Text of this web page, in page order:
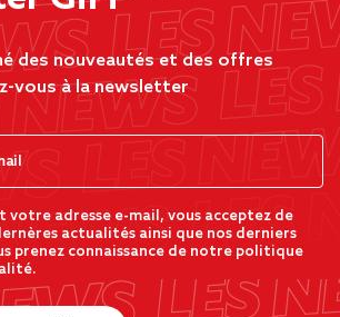
des nouveautés et des offres
vous à la newsletter
votre adresse e-mail, vous acceptez de
actualités ainsi que nos derniers
prenez connaissance de notre politique